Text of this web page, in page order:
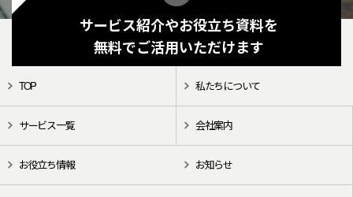
サービス紹介やお役立ち資料を
無料でご活用いただけます
TOP 私たちについて
サービス一覧 会社案内
お役立ち情報 お知らせ